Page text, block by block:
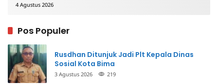
4 Agustus 2026
Pos Populer
Rusdhan Ditunjuk Jadi Plt Kepala Dinas
Sosial Kota Bima
3 Agustus 2026 219